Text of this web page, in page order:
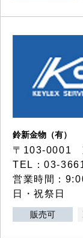
鈴新金物（有）
〒103-0001
TEL：03-
営業時間：
日・祝祭日
販売可